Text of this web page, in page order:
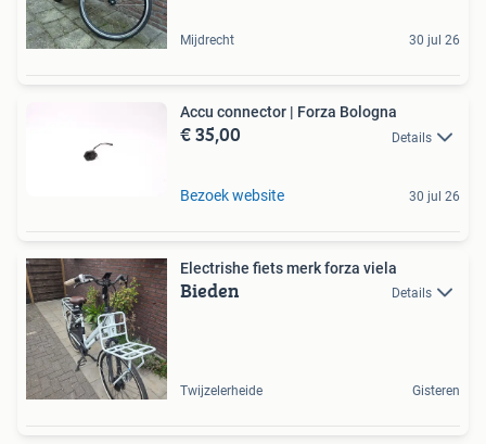
Mijdrecht 30 jul 26
Accu connector | Forza Bologna
€ 35,00 Details
Bezoek website 30 jul 26
Electrishe fiets merk forza viela
Bieden Details
Twijzelerheide Gisteren